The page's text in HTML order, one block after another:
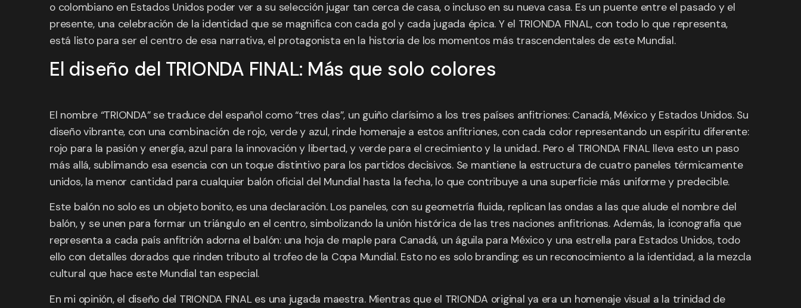
o colombiano en Estados Unidos poder ver a su selección jugar tan cerca de casa, o incluso en su nueva casa. Es un puente entre el pasado y el
presente, una celebración de la identidad que se magnifica con cada gol y cada jugada épica. Y el TRIONDA FINAL, con todo lo que representa,
está listo para ser el centro de esa narrativa, el protagonista en la historia de los momentos más trascendentales de este Mundial.
El diseño del TRIONDA FINAL: Más que solo colores
El nombre “TRIONDA” se traduce del español como “tres olas”, un guiño clarísimo a los tres países anfitriones: Canadá, México y Estados Unidos. Su
diseño vibrante, con una combinación de rojo, verde y azul, rinde homenaje a estos anfitriones, con cada color representando un espíritu diferente:
rojo para la pasión y energía, azul para la innovación y libertad, y verde para el crecimiento y la unidad.. Pero el TRIONDA FINAL lleva esto un paso
más allá, sublimando esa esencia con un toque distintivo para los partidos decisivos. Se mantiene la estructura de cuatro paneles térmicamente
unidos, la menor cantidad para cualquier balón oficial del Mundial hasta la fecha, lo que contribuye a una superficie más uniforme y predecible.
Este balón no solo es un objeto bonito, es una declaración. Los paneles, con su geometría fluida, replican las ondas a las que alude el nombre del
balón, y se unen para formar un triángulo en el centro, simbolizando la unión histórica de las tres naciones anfitrionas. Además, la iconografía que
representa a cada país anfitrión adorna el balón: una hoja de maple para Canadá, un águila para México y una estrella para Estados Unidos, todo
ello con detalles dorados que rinden tributo al trofeo de la Copa Mundial. Esto no es solo branding; es un reconocimiento a la identidad, a la mezcla
cultural que hace este Mundial tan especial.
En mi opinión, el diseño del TRIONDA FINAL es una jugada maestra. Mientras que el TRIONDA original ya era un homenaje visual a la trinidad de